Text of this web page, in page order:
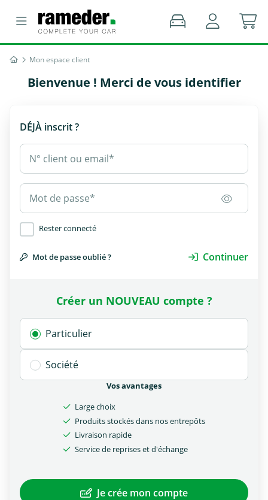
Mon espace client
Bienvenue ! Merci de vous identifier
DÉJÀ inscrit ?
N° client ou email*
Mot de passe*
Rester connecté
Mot de passe oublié ? Continuer
Créer un NOUVEAU compte ?
Particulier
Société
Vos avantages
Large choix
Produits stockés dans nos entrepôts
Livraison rapide
Service de reprises et d'échange
Je crée mon compte